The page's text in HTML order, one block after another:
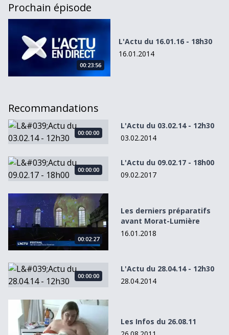
Prochain épisode
L&#039;Actu du 16.01.16 - 18h30
00:23:56
L'Actu du 16.01.16 - 18h30
16.01.2014
Recommandations
L&#039;Actu du 03.02.14 - 12h30
00:00:00
L'Actu du 03.02.14 - 12h30
03.02.2014
L&#039;Actu du 09.02.17 - 18h00
00:00:00
L'Actu du 09.02.17 - 18h00
09.02.2017
Les derniers préparatifs avant Morat-Lumière
00:02:27
Les derniers préparatifs
avant Morat-Lumière
16.01.2018
L&#039;Actu du 28.04.14 - 12h30
00:00:00
L'Actu du 28.04.14 - 12h30
28.04.2014
Les Infos du 26.08.11
Les Infos du 26.08.11